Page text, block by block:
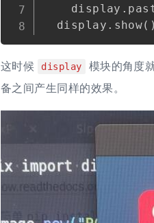
    display
.
  display
. show( )
这时候 display
模块的角度
备之间产生同样的效果。